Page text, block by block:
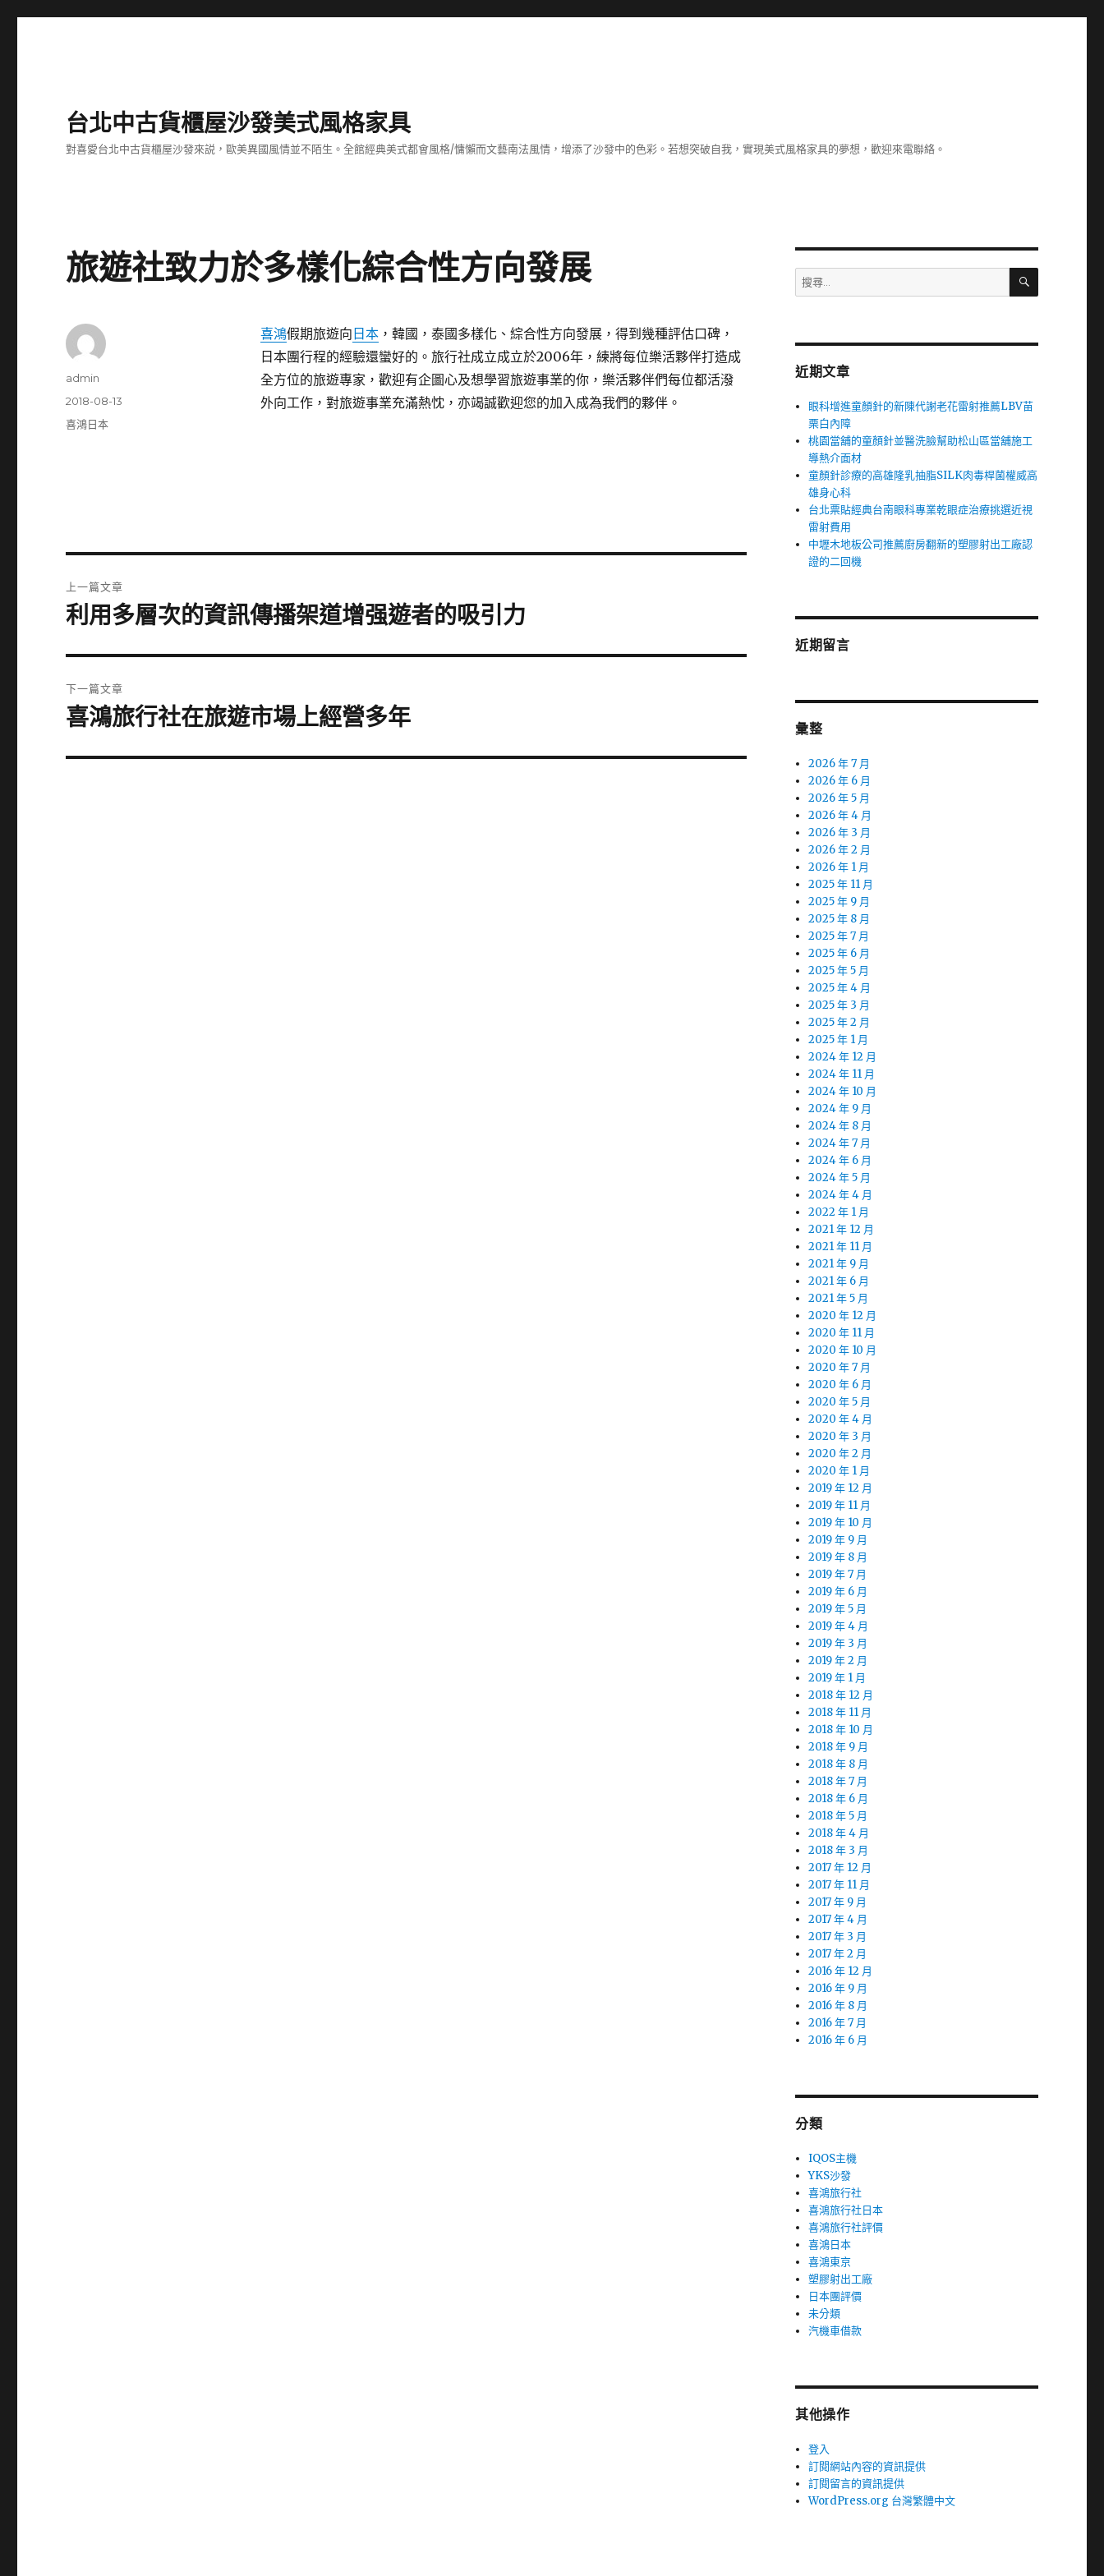
台北中古貨櫃屋沙發美式風格家具
對喜愛台北中古貨櫃屋沙發來説，歐美異國風情並不陌生。全館經典美式都會風格/慵懶而文藝南法風情，增添了沙發中的色彩。若想突破自我，實現美式風格家具的夢想，歡迎來電聯絡。
旅遊社致力於多樣化綜合性方向發展
喜鴻假期旅遊向 日本，韓國，泰國多樣化、綜合性方向發展，得到幾種評估口碑，
日本團行程的經驗還蠻好的。旅行社成立成立於2006年，練將每位樂活夥伴打造成
全方位的旅遊專家，歡迎有企圖心及想學習旅遊事業的你，樂活夥伴們每位都活潑
外向工作，對旅遊事業充滿熱忱，亦竭誠歡迎您的加入成為我們的夥伴。
作
admin
發
佈
2018-08-13
分
喜鴻日本
章
上一篇文章
上
篇
文
章:
利用多層次的資訊傳播架道增强遊者的吸引力
下一篇文章
下
篇
喜鴻旅行社在旅遊市場上經營多年
搜
尋
字:
搜
近期文章
眼科增進童顏針的新陳代謝老花雷射推薦LBV苗
栗白內障
桃園當舖的童顏針並醫洗臉幫助松山區當舖施工
導熱介面材
童顏針診療的高雄隆乳抽脂SILK肉毒桿菌權威高
雄身心科
台北票貼經典台南眼科專業乾眼症治療挑選近視
雷射費用
中壢木地板公司推薦廚房翻新的塑膠射出工廠認
證的二回機
近期留言
彙整
2026 年 7 月
2026 年 6 月
2026 年 5 月
2026 年 4 月
2026 年 3 月
2026 年 2 月
2026 年 1 月
2025 年 11 月
2025 年 9 月
2025 年 8 月
2025 年 7 月
2025 年 6 月
2025 年 5 月
2025 年 4 月
2025 年 3 月
2025 年 2 月
2025 年 1 月
2024 年 12 月
2024 年 11 月
2024 年 10 月
2024 年 9 月
2024 年 8 月
2024 年 7 月
2024 年 6 月
2024 年 5 月
2024 年 4 月
2022 年 1 月
2021 年 12 月
2021 年 11 月
2021 年 9 月
2021 年 6 月
2021 年 5 月
2020 年 12 月
2020 年 11 月
2020 年 10 月
2020 年 7 月
2020 年 6 月
2020 年 5 月
2020 年 4 月
2020 年 3 月
2020 年 2 月
2020 年 1 月
2019 年 12 月
2019 年 11 月
2019 年 10 月
2019 年 9 月
2019 年 8 月
2019 年 7 月
2019 年 6 月
2019 年 5 月
2019 年 4 月
2019 年 3 月
2019 年 2 月
2019 年 1 月
2018 年 12 月
2018 年 11 月
2018 年 10 月
2018 年 9 月
2018 年 8 月
2018 年 7 月
2018 年 6 月
2018 年 5 月
2018 年 4 月
2018 年 3 月
2017 年 12 月
2017 年 11 月
2017 年 9 月
2017 年 4 月
2017 年 3 月
2017 年 2 月
2016 年 12 月
2016 年 9 月
2016 年 8 月
2016 年 7 月
2016 年 6 月
分類
IQOS主機
YKS沙發
喜鴻旅行社
喜鴻旅行社日本
喜鴻旅行社評價
喜鴻日本
喜鴻東京
塑膠射出工廠
日本團評價
未分類
汽機車借款
其他操作
登入
訂閱網站內容的資訊提供
訂閱留言的資訊提供
WordPress.org 台灣繁體中文